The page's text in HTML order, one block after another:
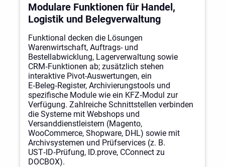
Modulare Funktionen für Handel,
Logistik und Belegverwaltung
Funktional decken die Lösungen
Warenwirtschaft, Auftrags- und
Bestellabwicklung, Lagerverwaltung sowie
CRM‑Funktionen ab; zusätzlich stehen
interaktive Pivot-Auswertungen, ein
E‑Beleg‑Register, Archivierungstools und
spezifische Module wie ein KFZ‑Modul zur
Verfügung. Zahlreiche Schnittstellen verbinden
die Systeme mit Webshops und
Versanddienstleistern (Magento,
WooCommerce, Shopware, DHL) sowie mit
Archivsystemen und Prüfservices (z. B.
UST‑ID‑Prüfung, ID.prove, CConnect zu
DOCBOX).